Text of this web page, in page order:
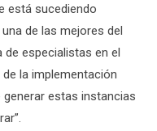
está sucediendo
de las mejores del
de especialistas en el
la implementación
estas instancias